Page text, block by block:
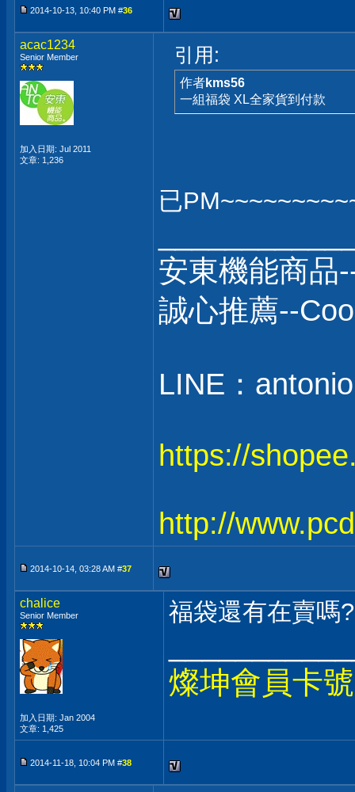
2014-10-13, 10:40 PM #36
acac1234
Senior Member
加入日期: Jul 2011
文章: 1,236
引用:
作者kms56
一組福袋 XL全家貨到付款
已
安東機能商品
誠心推薦--
LINE：
https://
http://
2014-10-14, 03:28 AM #37
chalice
Senior Member
加入日期: Jan 2004
文章: 1,425
福袋還有在賣嗎
燦坤會員卡
2014-11-18, 10:04 PM #38